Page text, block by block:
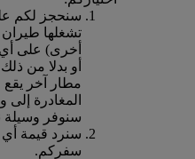
سنحجز لكم
تشغلها
أخرى) على
أو بدلا من
مطار آخر
المغادرة
سنوفر وسيلة
سنرد قيمة
سفركم.